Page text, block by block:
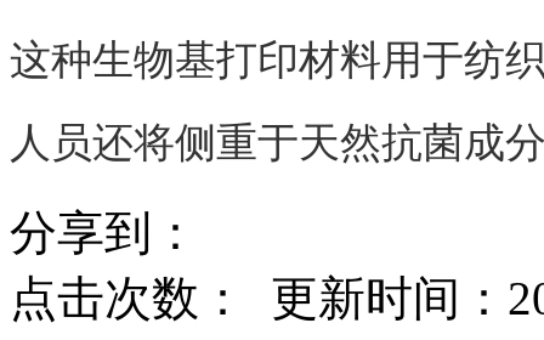
这种生物基打印材料用于纺
人员还将侧重于天然抗菌成
分享到：
点击次数：
更新时间：